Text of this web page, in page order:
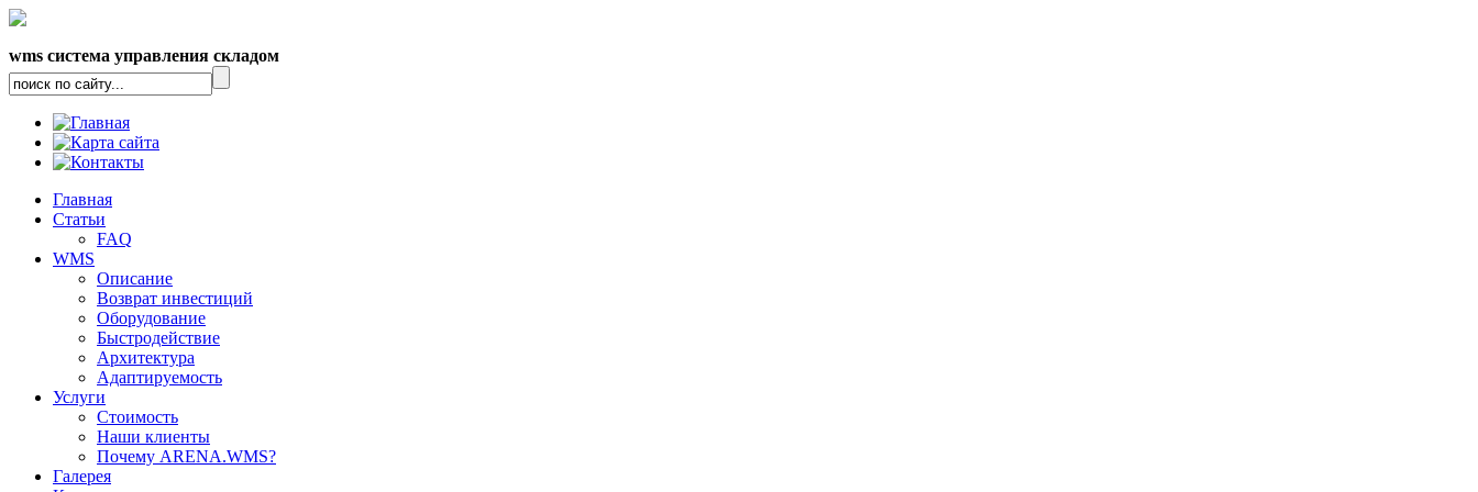
wms система управления складом
Главная
Статьи
FAQ
WMS
Описание
Возврат инвестиций
Оборудование
Быстродействие
Архитектура
Адаптируемость
Услуги
Стоимость
Наши клиенты
Почему ARENA.WMS?
Галерея